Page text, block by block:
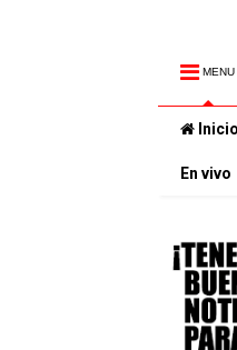
MENU
Inicio
En vivo